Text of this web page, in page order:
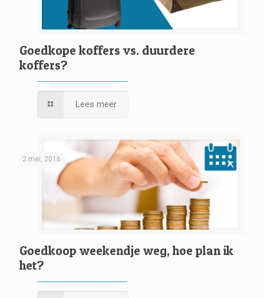
Goedkope koffers vs. duurdere
koffers?
Lees meer
2 mei, 2016
Goedkoop weekendje weg, hoe plan ik
het?